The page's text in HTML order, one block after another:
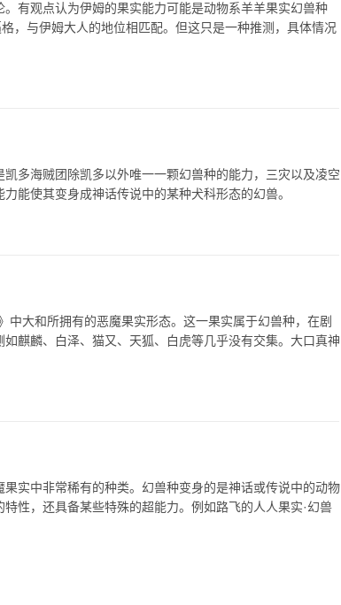
有观点认为伊姆的果实能力可能是动物系羊羊果实幻兽种
，与伊姆大人的地位相匹配。但这只是一种推测，具体情况
多海贼团除凯多以外唯一一颗幻兽种的能力，三灾以及凌空
能使其变身成神话传说中的某种犬科形态的幻兽。
中大和所拥有的恶魔果实形态。这一果实属于幻兽种，在剧
麒麟、白泽、猫又、天狐、白虎等几乎没有交集。大口真神
实中非常稀有的种类。幻兽种变身的是神话或传说中的动物
性，还具备某些特殊的超能力。例如路飞的人人果实·幻兽